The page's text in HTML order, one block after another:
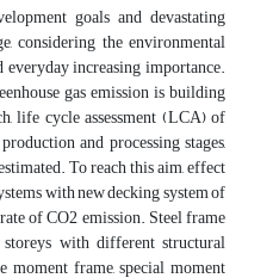
goals and devastating
considering the environmental
increasing importance.
gas emission is building
life cycle assessment (LCA) of
and processing stages,
To reach this aim, effect
with new decking system of
of CO2 emission. Steel frame
with different structural
moment frame, special moment